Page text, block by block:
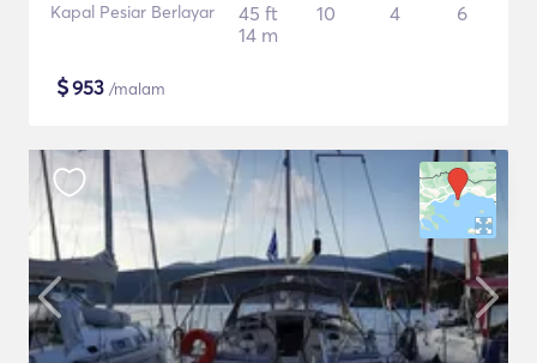
Kapal Pesiar Berlayar
45 ft
14 m
10 4 6
$953 /malam